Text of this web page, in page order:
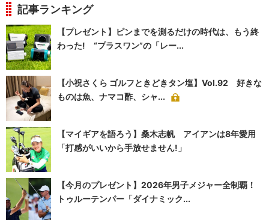
記事ランキング
【プレゼント】ピンまでを測るだけの時代は、もう終
わった! “プラスワン”の「レー...
【小祝さくら ゴルフときどきタン塩】Vol.92 好きな
ものは魚、ナマコ酢、シャ...
【マイギアを語ろう】桑木志帆 アイアンは8年愛用
「打感がいいから手放せません!」
【今月のプレゼント】2026年男子メジャー全制覇！
トゥルーテンパー「ダイナミック...